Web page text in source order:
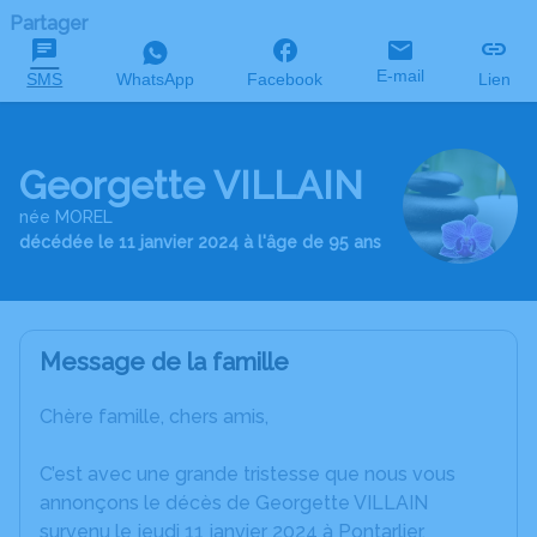
Partager
SMS WhatsApp Facebook E-mail Lien
Georgette VILLAIN
née MOREL
décédée le 11 janvier 2024 à l'âge de 95 ans
Message de la famille
Chère famille, chers amis,
C’est avec une grande tristesse que nous vous
annonçons le décès de Georgette VILLAIN
survenu le jeudi 11 janvier 2024 à Pontarlier.